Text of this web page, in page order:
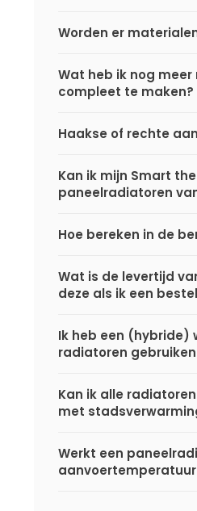
Worden er
Wat heb ik nog
compleet te maken?
Haakse of rechte
Kan ik mijn Smart
paneelradiatoren
Hoe bereken in de
Wat is de levertijd
deze als ik een
Ik heb een (hybride)
radiatoren
Kan ik alle
met
Werkt een